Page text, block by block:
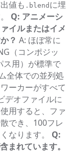
値も .blend に埋
Q: アニメーシ
イルまたはイメ
？ A: ほぼ常に
（コンポジッ
ス用）が標準で
全体での並列処
ーカーがすべて
デオファイルに
用すると、ファ
でき、100フレ
なります。 Q:
まれています。